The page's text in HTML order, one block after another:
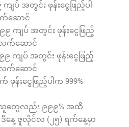
ကျပ် အတွင်း ဖုန်းငွေဖြည့်ပါ
က်ဆောင်
၉ ကျပ် အတွင်း ဖုန်းငွေဖြည့်
လက်ဆောင်
၉ ကျပ် အတွင်း ဖုန်းငွေဖြည့်
လက်ဆောင်
ဖုန်းငွေဖြည့်ပါက 999%
သူတွေလည်း ၉၉၉% အထိ
နေ့ ဇူလိုင်လ (၂၅) ရက်နေ့မှာ